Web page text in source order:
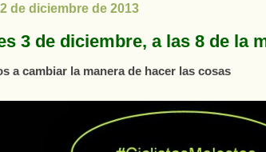
de diciembre de 2013
3 de diciembre, a las 8 de la
a cambiar la manera de hacer las cosas